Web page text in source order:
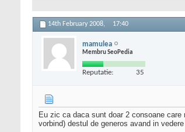
14th February 2008, 17:40
mamulea
Membru SeoPedia
Reputatie: 35
Eu zic ca daca sunt doar 2 consoane
vorbind) destul de generos avand in